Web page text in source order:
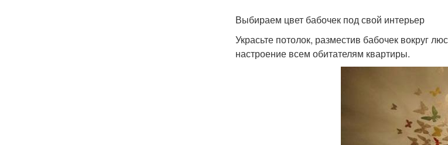
Выбираем цвет бабочек под свой интерьер
Украсьте потолок, разместив бабочек вокруг
настроение всем обитателям квартиры.